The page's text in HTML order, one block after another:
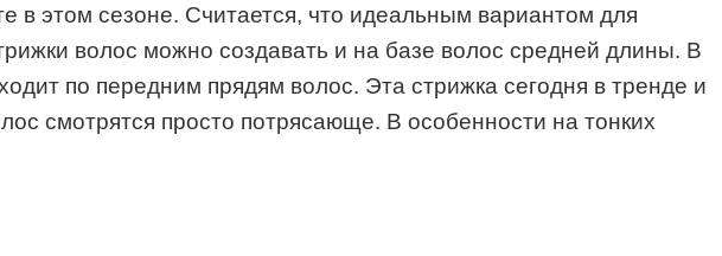
в этом сезоне. Считается, что идеальным вариантом для
волос можно создавать и на базе волос средней длины. В
по передним прядям волос. Эта стрижка сегодня в тренде и
смотрятся просто потрясающе. В особенности на тонких